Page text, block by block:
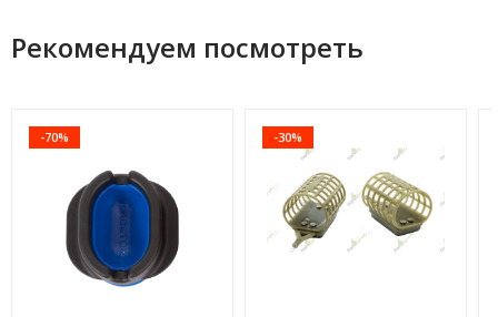
Рекомендуем посмотреть
-70% -30%